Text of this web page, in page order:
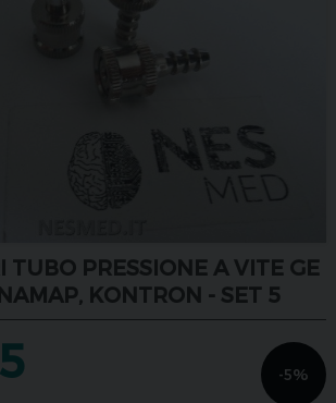
TUBO PRESSIONE A VITE GE
KONTRON - SET 5
-5%